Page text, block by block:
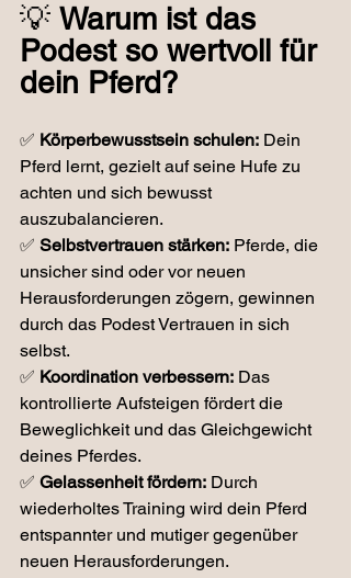
💡 Warum ist das
Podest so wertvoll für
dein Pferd?
✅ Körperbewusstsein schulen: Dein
Pferd lernt, gezielt auf seine Hufe zu
achten und sich bewusst
auszubalancieren.
✅ Selbstvertrauen stärken: Pferde, die
unsicher sind oder vor neuen
Herausforderungen zögern, gewinnen
durch das Podest Vertrauen in sich
selbst.
✅ Koordination verbessern: Das
kontrollierte Aufsteigen fördert die
Beweglichkeit und das Gleichgewicht
deines Pferdes.
✅ Gelassenheit fördern: Durch
wiederholtes Training wird dein Pferd
entspannter und mutiger gegenüber
neuen Herausforderungen.